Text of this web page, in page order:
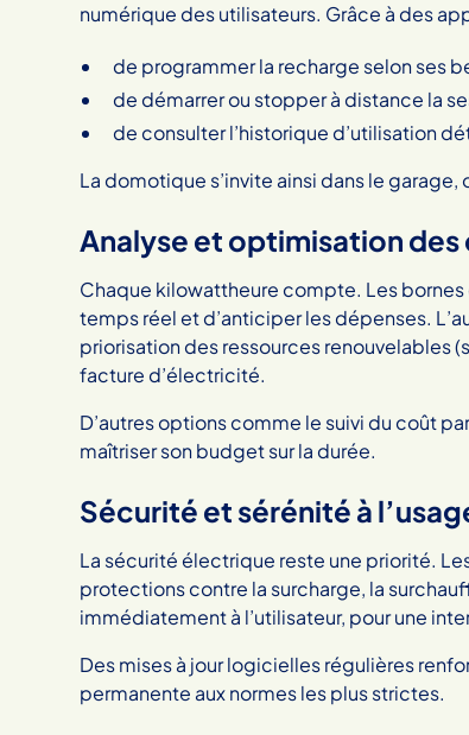
numérique des utilisateurs. Grâce à des
de programmer la recharge selon ses
de démarrer ou stopper à distance la
de consulter l’historique d’utilisation
La domotique s’invite ainsi dans le
Analyse et optimisation
Chaque kilowattheure compte. Les
temps réel et d’anticiper les dépenses.
priorisation des ressources renouvelables
facture d’électricité.
D’autres options comme le suivi du coût
maîtriser son budget sur la durée.
Sécurité et sérénité à
La sécurité électrique reste une priorité.
protections contre la surcharge, la
immédiatement à l’utilisateur, pour une
Des mises à jour logicielles régulières
permanente aux normes les plus strictes.